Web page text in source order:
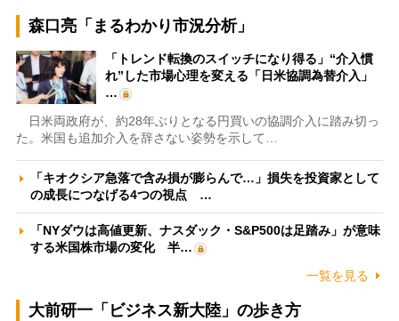
森口亮「まるわかり市況分析」
「トレンド転換のスイッチになり得る」“介入慣
れ”した市場心理を変える「日米協調為替介入」
…
日米両政府が、約28年ぶりとなる円買いの協調介入に踏み切っ
た。米国も追加介入を辞さない姿勢を示して…
「キオクシア急落で含み損が膨らんで…」損失を投資家として
の成長につなげる4つの視点 …
「NYダウは高値更新、ナスダック・S&P500は足踏み」が意味
する米国株市場の変化 半…
一覧を見る
大前研一「ビジネス新大陸」の歩き方